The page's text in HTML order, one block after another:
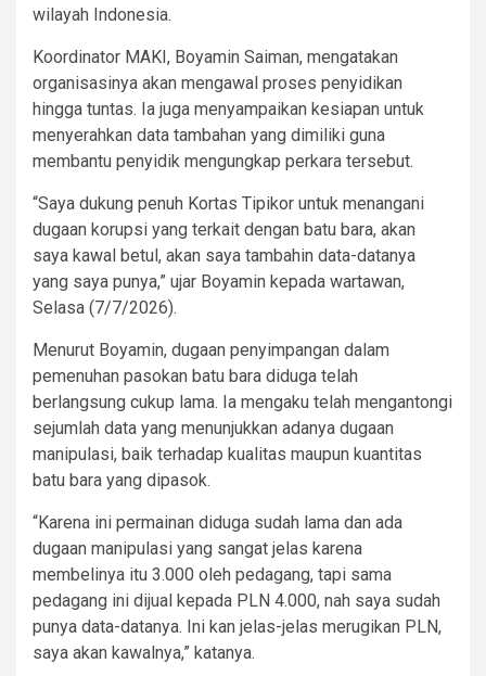
wilayah Indonesia.
Koordinator MAKI, Boyamin Saiman, mengatakan
organisasinya akan mengawal proses penyidikan
hingga tuntas. Ia juga menyampaikan kesiapan untuk
menyerahkan data tambahan yang dimiliki guna
membantu penyidik mengungkap perkara tersebut.
“Saya dukung penuh Kortas Tipikor untuk menangani
dugaan korupsi yang terkait dengan batu bara, akan
saya kawal betul, akan saya tambahin data-datanya
yang saya punya,” ujar Boyamin kepada wartawan,
Selasa (7/7/2026).
Menurut Boyamin, dugaan penyimpangan dalam
pemenuhan pasokan batu bara diduga telah
berlangsung cukup lama. Ia mengaku telah mengantongi
sejumlah data yang menunjukkan adanya dugaan
manipulasi, baik terhadap kualitas maupun kuantitas
batu bara yang dipasok.
“Karena ini permainan diduga sudah lama dan ada
dugaan manipulasi yang sangat jelas karena
membelinya itu 3.000 oleh pedagang, tapi sama
pedagang ini dijual kepada PLN 4.000, nah saya sudah
punya data-datanya. Ini kan jelas-jelas merugikan PLN,
saya akan kawalnya,” katanya.